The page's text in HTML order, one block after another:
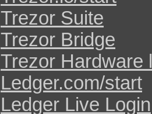
Trezor Suite
Trezor Bridge
Trezor Hardware
Ledger.com/start
Ledger Live Login